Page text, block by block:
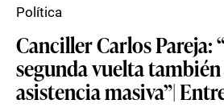
Canciller Carlos Pareja:
segunda vuelta
asistencia masiva”|
Política